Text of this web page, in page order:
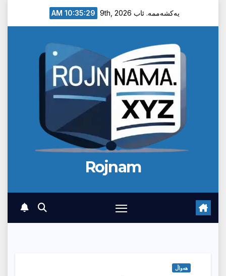
یەکشەممە. ئاب 9th, 2026 10:35:30 AM
Rojnam
هەواڵ